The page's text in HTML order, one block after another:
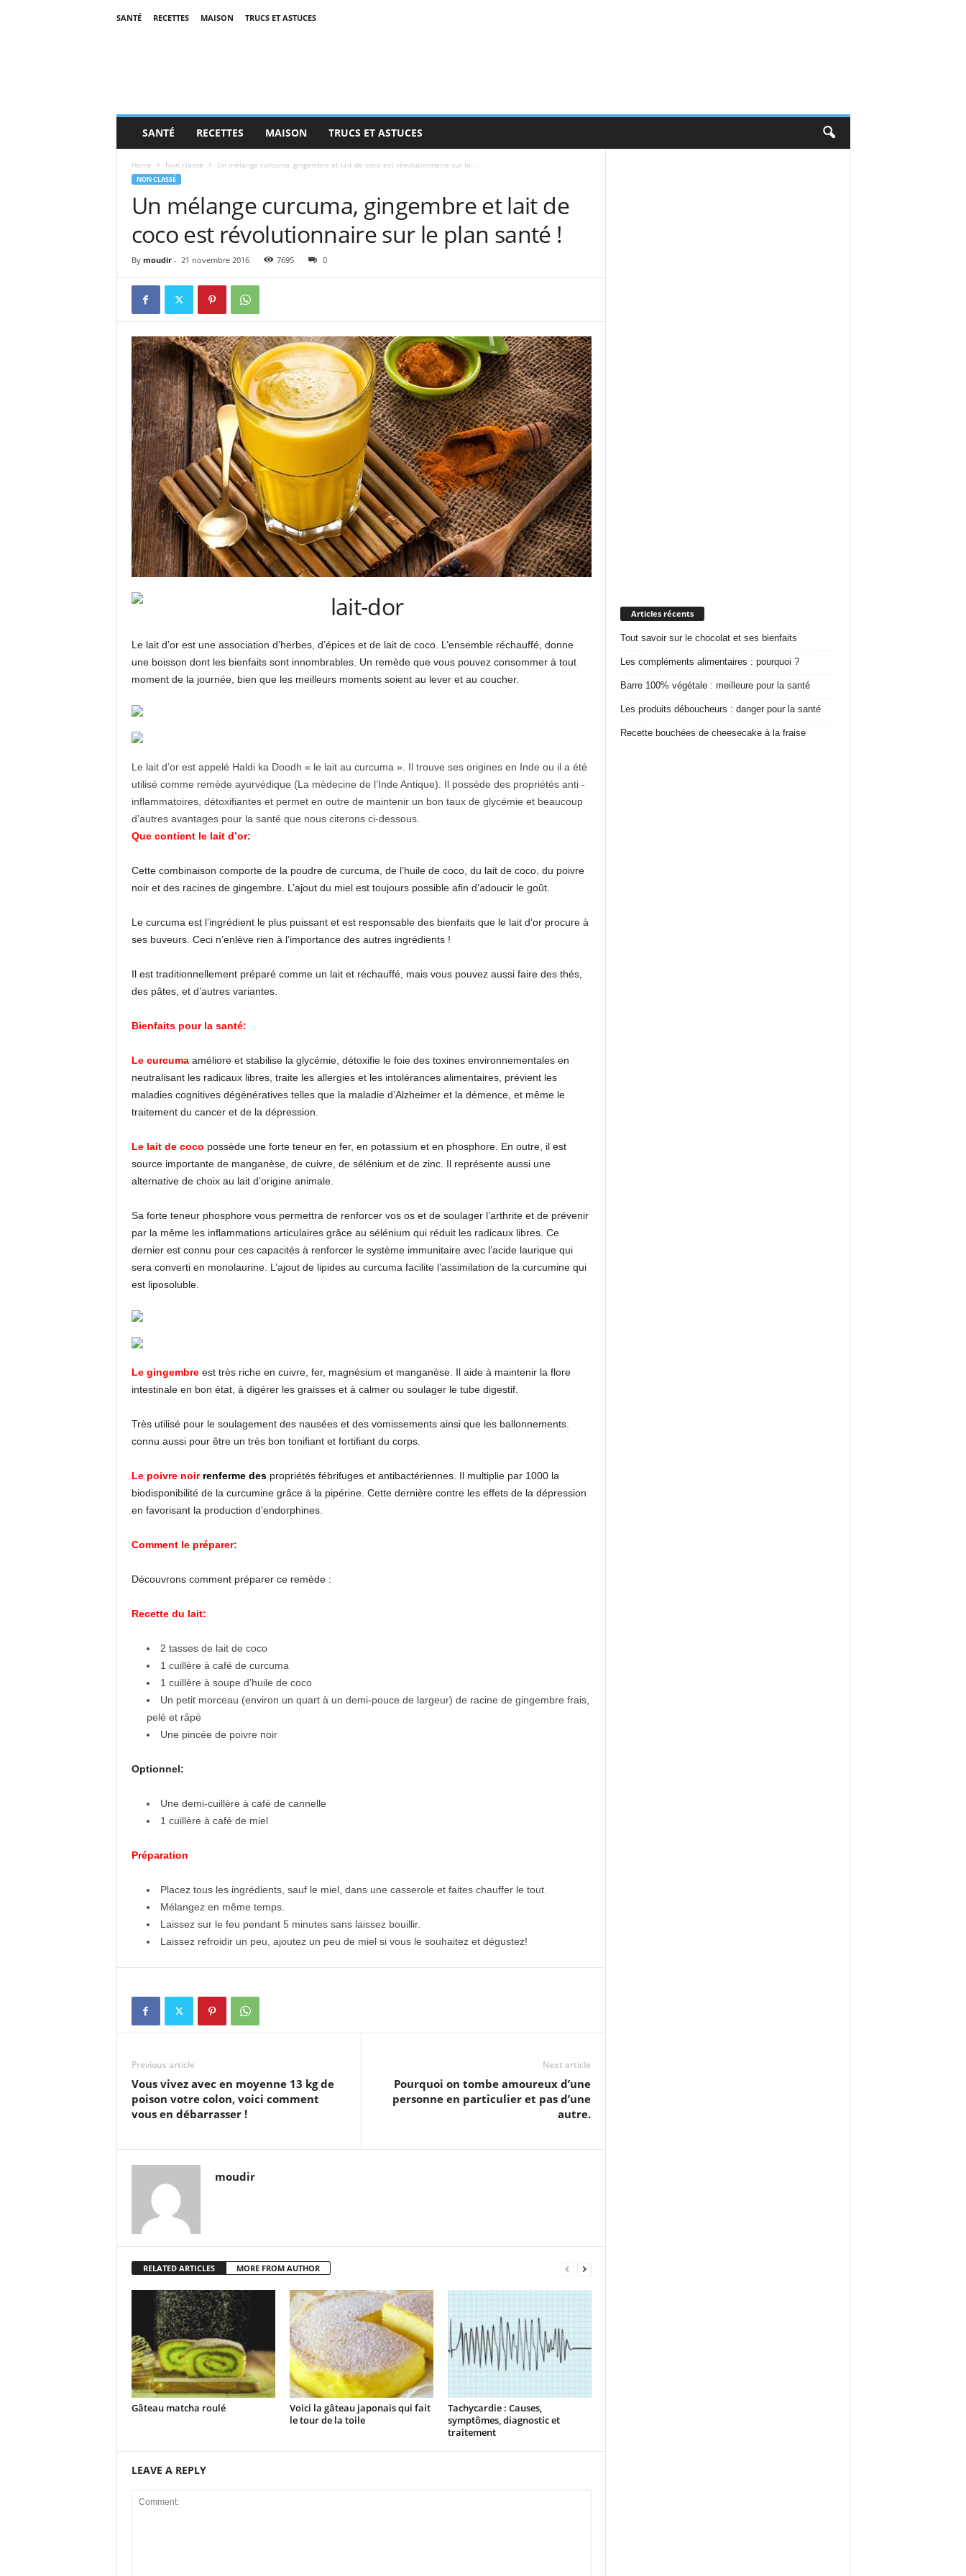
SANTÉ RECETTES MAISON TRUCS ET ASTUCES
SANTÉ RECETTES MAISON TRUCS ET ASTUCES
Home Non classé Un mélange curcuma, gingembre et lait de coco est révolutionnaire sur le...
NON CLASSÉ
Un mélange curcuma, gingembre et lait de
coco est révolutionnaire sur le plan santé !
By moudir- 21 novembre 2016 7695 0
Le lait d’or est une association d’herbes, d’épices et de lait de coco. L’ensemble réchauffé, donne
une boisson dont les bienfaits sont innombrables. Un remède que vous pouvez consommer à tout
moment de la journée, bien que les meilleurs moments soient au lever et au coucher.
Le lait d’or est appelé Haldi ka Doodh « le lait au curcuma ». Il trouve ses origines en Inde ou il a été
utilisé comme remède ayurvédique (La médecine de l’Inde Antique). Il possède des propriétés anti -
inflammatoires, détoxifiantes et permet en outre de maintenir un bon taux de glycémie et beaucoup
d’autres avantages pour la santé que nous citerons ci-dessous.
Que contient le lait d’or:
Cette combinaison comporte de la poudre de curcuma, de l’huile de coco, du lait de coco, du poivre
noir et des racines de gingembre. L’ajout du miel est toujours possible afin d’adoucir le goût.
Le curcuma est l’ingrédient le plus puissant et est responsable des bienfaits que le lait d’or procure à
ses buveurs. Ceci n’enlève rien à l’importance des autres ingrédients !
Il est traditionnellement préparé comme un lait et réchauffé, mais vous pouvez aussi faire des thés,
des pâtes, et d’autres variantes.
Bienfaits pour la santé:
Le curcuma améliore et stabilise la glycémie, détoxifie le foie des toxines environnementales en
neutralisant les radicaux libres, traite les allergies et les intolérances alimentaires, prévient les
maladies cognitives dégénératives telles que la maladie d’Alzheimer et la démence, et même le
traitement du cancer et de la dépression.
Le lait de coco possède une forte teneur en fer, en potassium et en phosphore. En outre, il est
source importante de manganèse, de cuivre, de sélénium et de zinc. Il représente aussi une
alternative de choix au lait d’origine animale.
Sa forte teneur phosphore vous permettra de renforcer vos os et de soulager l’arthrite et de prévenir
par la même les inflammations articulaires grâce au sélénium qui réduit les radicaux libres. Ce
dernier est connu pour ces capacités à renforcer le système immunitaire avec l’acide laurique qui
sera converti en monolaurine. L’ajout de lipides au curcuma facilite l’assimilation de la curcumine qui
est liposoluble.
Le gingembreest très riche en cuivre, fer, magnésium et manganèse. Il aide à maintenir la flore
intestinale en bon état, à digérer les graisses et à calmer ou soulager le tube digestif.
Très utilisé pour le soulagement des nausées et des vomissements ainsi que les ballonnements.
connu aussi pour être un très bon tonifiant et fortifiant du corps.
Le poivre noir renferme despropriétés fébrifuges et antibactériennes. Il multiplie par 1000 la
biodisponibilité de la curcumine grâce à la pipérine. Cette dernière contre les effets de la dépression
en favorisant la production d’endorphines.
Comment le préparer:
Découvrons comment préparer ce remède :
Recette du lait:
2 tasses de lait de coco
1 cuillère à café de curcuma
1 cuillère à soupe d’huile de coco
Un petit morceau (environ un quart à un demi-pouce de largeur) de racine de gingembre frais,
pelé et râpé
Une pincée de poivre noir
Optionnel:
Une demi-cuillère à café de cannelle
1 cuillère à café de miel
Préparation
Placez tous les ingrédients, sauf le miel, dans une casserole et faites chauffer le tout.
Mélangez en même temps.
Laissez sur le feu pendant 5 minutes sans laissez bouillir.
Laissez refroidir un peu, ajoutez un peu de miel si vous le souhaitez et dégustez!
Previous article
Vous vivez avec en moyenne 13 kg de
poison votre colon, voici comment
vous en débarrasser !
Next article
Pourquoi on tombe amoureux d’une
personne en particulier et pas d’une
autre.
moudir
RELATED ARTICLES MORE FROM AUTHOR
Gâteau matcha roulé
Voici la gâteau japonais qui fait
le tour de la toile
Tachycardie : Causes,
symptômes, diagnostic et
traitement
LEAVE A REPLY
Articles récents
Tout savoir sur le chocolat et ses bienfaits
Les compléments alimentaires : pourquoi ?
Barre 100% végétale : meilleure pour la santé
Les produits déboucheurs : danger pour la santé
Recette bouchées de cheesecake à la fraise